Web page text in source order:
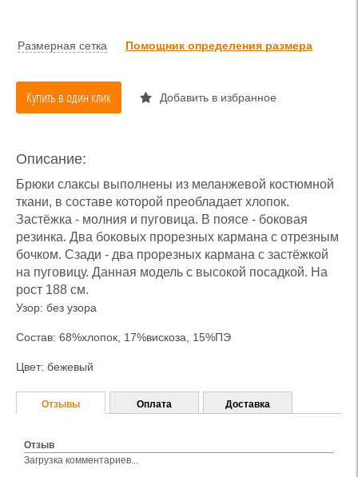
Размерная сетка Помощник определения размера
Купить в один клик Добавить в избранное
Описание:
Брюки слаксы выполнены из меланжевой костюмной
ткани, в составе которой преобладает хлопок.
Застёжка - молния и пуговица. В поясе - боковая
резинка. Два боковых прорезных кармана с отрезным
бочком. Сзади - два прорезных кармана с застёжкой
на пуговицу. Данная модель с высокой посадкой. На
рост 188 см.
Узор: без узора
Состав: 68%хлопок, 17%вискоза, 15%ПЭ
Цвет: бежевый
Отзывы
Отзыв
Загрузка комментариев...
Оплата Доставка